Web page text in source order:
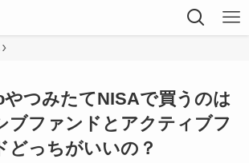
やつみたてNISAで買うのは
ブファンドとアクティブフ
どっちがいいの？